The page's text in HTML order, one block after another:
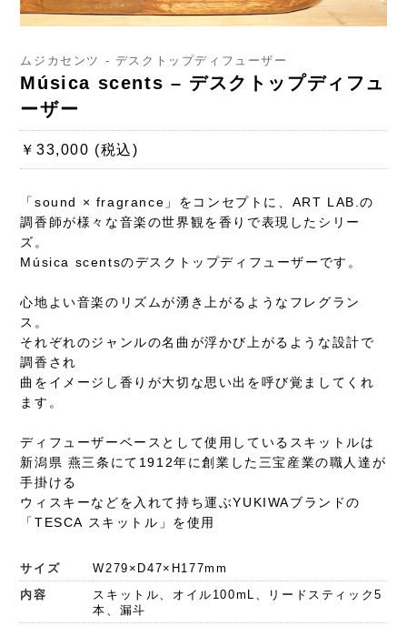
ムジカセンツ - デスクトップディフューザー
Música scents – デスクトップディフュ
ーザー
￥33,000 (税込)
「sound × fragrance」をコンセプトに、ART LAB.の
調香師が様々な音楽の世界観を香りで表現したシリー
ズ。
Música scentsのデスクトップディフューザーです。
心地よい音楽のリズムが湧き上がるようなフレグラン
ス。
それぞれのジャンルの名曲が浮かび上がるような設計で
調香され
曲をイメージし香りが大切な思い出を呼び覚ましてくれ
ます。
ディフューザーベースとして使用しているスキットルは
新潟県 燕三条にて1912年に創業した三宝産業の職人達が
手掛ける
ウィスキーなどを入れて持ち運ぶYUKIWAブランドの
「TESCA スキットル」を使用
サイズ
W279×D47×H177mm
内容
スキットル、オイル100mL、リードスティック5
本、漏斗